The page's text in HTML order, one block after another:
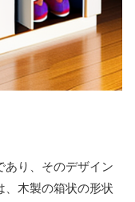
あり、そのデザイン
、木製の箱状の形状